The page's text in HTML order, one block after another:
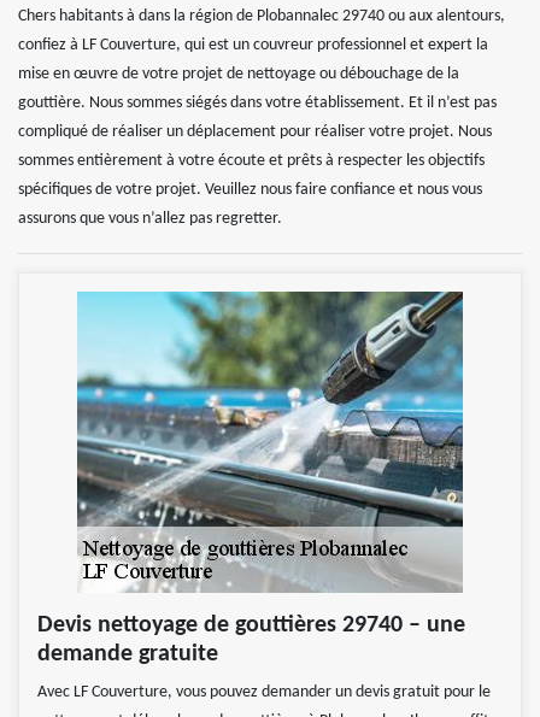
Chers habitants à dans la région de Plobannalec 29740 ou aux alentours,
confiez à LF Couverture, qui est un couvreur professionnel et expert la
mise en œuvre de votre projet de nettoyage ou débouchage de la
gouttière. Nous sommes siégés dans votre établissement. Et il n’est pas
compliqué de réaliser un déplacement pour réaliser votre projet. Nous
sommes entièrement à votre écoute et prêts à respecter les objectifs
spécifiques de votre projet. Veuillez nous faire confiance et nous vous
assurons que vous n’allez pas regretter.
Devis nettoyage de gouttières 29740 – une
demande gratuite
Avec LF Couverture, vous pouvez demander un devis gratuit pour le